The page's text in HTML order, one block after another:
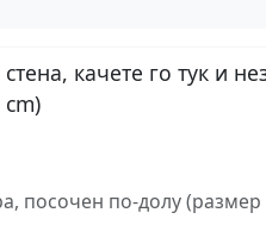
качете го тук и
посочен по-долу